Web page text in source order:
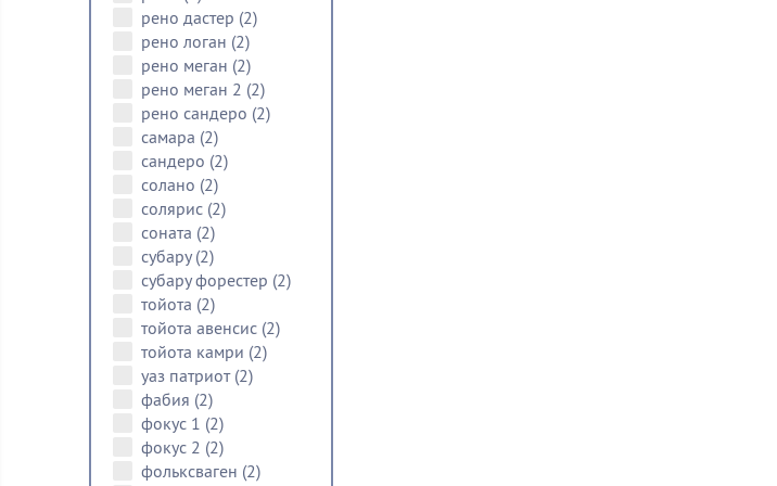
рено дастер (2)
рено логан (2)
рено меган (2)
рено меган 2 (2)
рено сандеро (2)
самара (2)
сандеро (2)
солано (2)
солярис (2)
соната (2)
субару (2)
субару форестер (2)
тойота (2)
тойота авенсис (2)
тойота камри (2)
уаз патриот (2)
фабия (2)
фокус 1 (2)
фокус 2 (2)
фольксваген (2)